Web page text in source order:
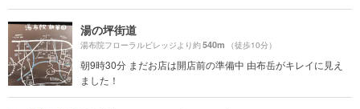
湯の坪街道
湯布院フローラルビレッジより約540m （徒歩10分）
朝9時30分 まだお店は開店前の準備中 由布岳がキレイに見え
ました！